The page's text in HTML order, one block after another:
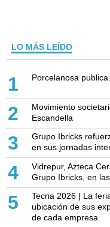
LO MÁS LEÍDO
1 Porcelanosa
2
Movimiento
Escandella
3
Grupo Ibricks
en sus jornadas
4
Vidrepur, Azteca
Grupo Ibricks, en
5
Tecna 2026 | La
ubicación de sus
de cada empresa